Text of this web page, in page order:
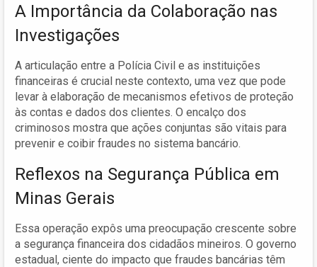
A Importância da Colaboração nas
Investigações
A articulação entre a Polícia Civil e as instituições
financeiras é crucial neste contexto, uma vez que pode
levar à elaboração de mecanismos efetivos de proteção
às contas e dados dos clientes. O encalço dos
criminosos mostra que ações conjuntas são vitais para
prevenir e coibir fraudes no sistema bancário.
Reflexos na Segurança Pública em
Minas Gerais
Essa operação expôs uma preocupação crescente sobre
a segurança financeira dos cidadãos mineiros. O governo
estadual, ciente do impacto que fraudes bancárias têm